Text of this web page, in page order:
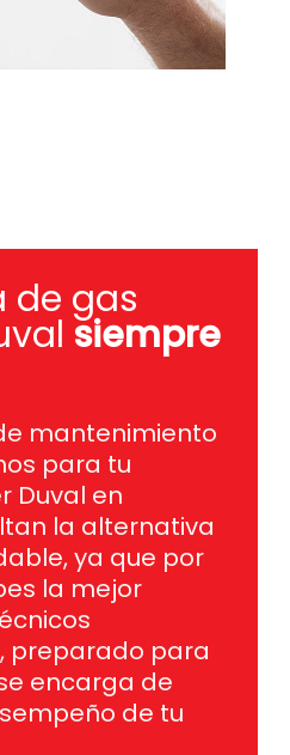
de gas
siempre
mantenimiento
para tu
Duval en
la alternativa
ya que por
la mejor
preparado para
encarga de
de tu